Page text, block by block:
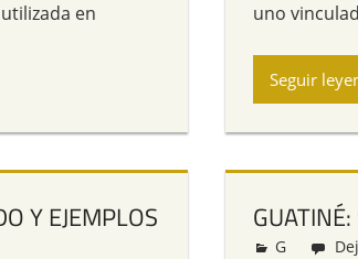
en
uno
Seguir
Y EJEMPLOS
Redacción
G